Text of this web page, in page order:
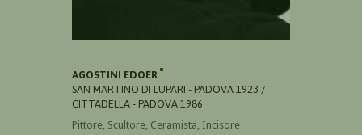
AGOSTINI EDOER
SAN MARTINO DI LUPARI - PADOVA 1923 /
CITTADELLA - PADOVA 1986
Pittore, Scultore, Ceramista, Incisore